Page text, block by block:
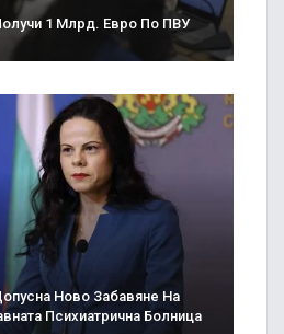
1 Млрд. Евро По ПВУ
Ново Забавяне На
Психиатрична Болница